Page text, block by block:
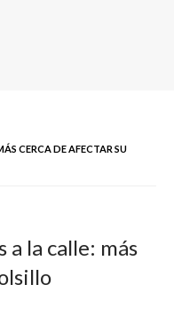
CERCA DE AFECTAR SU
a la calle: más